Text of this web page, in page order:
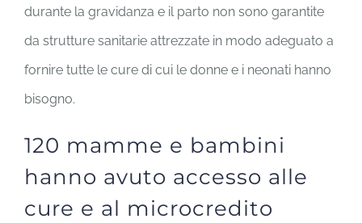
durante la gravidanza e il parto non sono garantite
da strutture sanitarie attrezzate in modo adeguato a
fornire tutte le cure di cui le donne e i neonati hanno
bisogno.
120 mamme e bambini
hanno avuto accesso alle
cure e al microcredito